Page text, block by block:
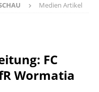
Medien Artikel
FC
Wormatia